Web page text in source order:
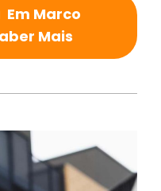
Em Marco
Mais